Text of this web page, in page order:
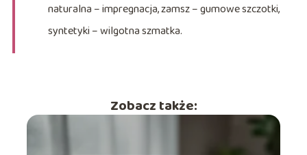
naturalna – impregnacja, zamsz – gumowe szczotki,
syntetyki – wilgotna szmatka.
Zobacz także: